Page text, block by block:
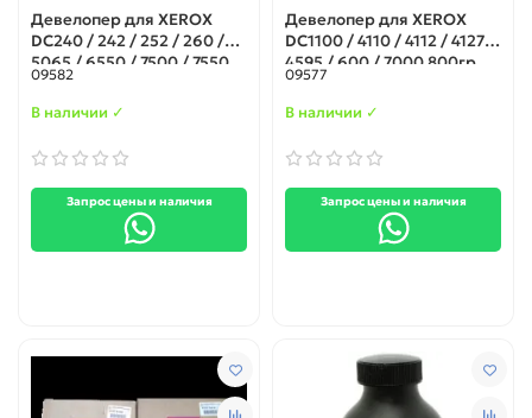
Девелопер для XEROX
DC240 / 242 / 252 / 260 /
5065 / 6550 / 7500 / 7550
Black 500гр.
09582
В наличии ✓
Запрос цены и наличия
Девелопер для XEROX
DC1100 / 4110 / 4112 / 4127 /
4595 / 600 / 7000 800гр.
09577
В наличии ✓
Запрос цены и наличия